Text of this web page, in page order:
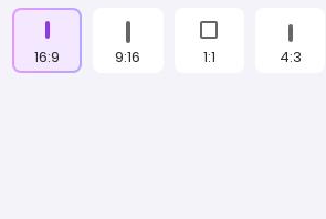
16:9 9:16 1:1 4:3